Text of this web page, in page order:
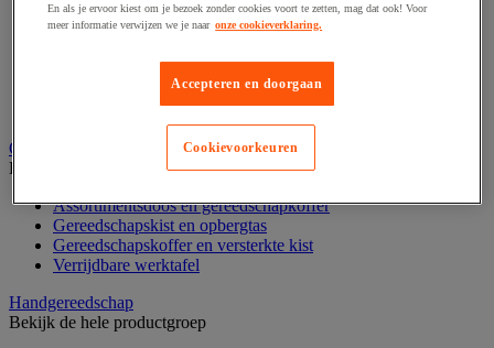
Accessoires voor elektrisch schakelpaneel
Batterij, oplader en kabel
Verlengsnoer, stekkerdoos en kapelhaspel
Wandcontactdoos en schakelaar
Gereedschap opbergen
Bekijk de hele productgroep
Assortimentsdoos en gereedschapkoffer
Gereedschapskist en opbergtas
Gereedschapskoffer en versterkte kist
Verrijdbare werktafel
Handgereedschap
Bekijk de hele productgroep
En als je ervoor kiest om je bezoek zonder cookies voort te zetten, mag dat ook! Voor
meer informatie verwijzen we je naar onze cookieverklaring.
Accepteren en doorgaan
Cookievoorkeuren